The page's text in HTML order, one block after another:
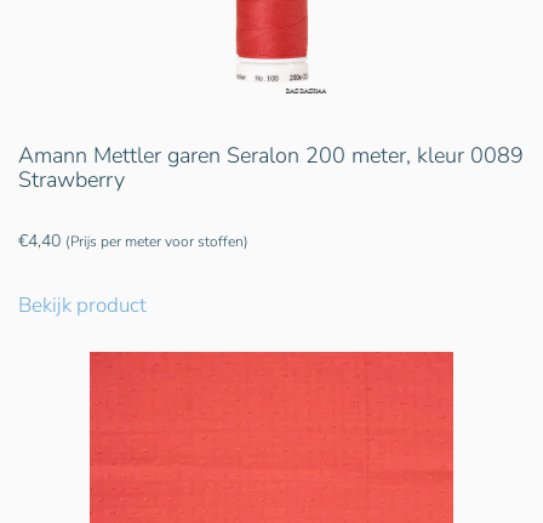
Amann Mettler garen Seralon 200 meter, kleur 0089
Strawberry
€4,40 (Prijs per meter voor stoffen)
Bekijk product